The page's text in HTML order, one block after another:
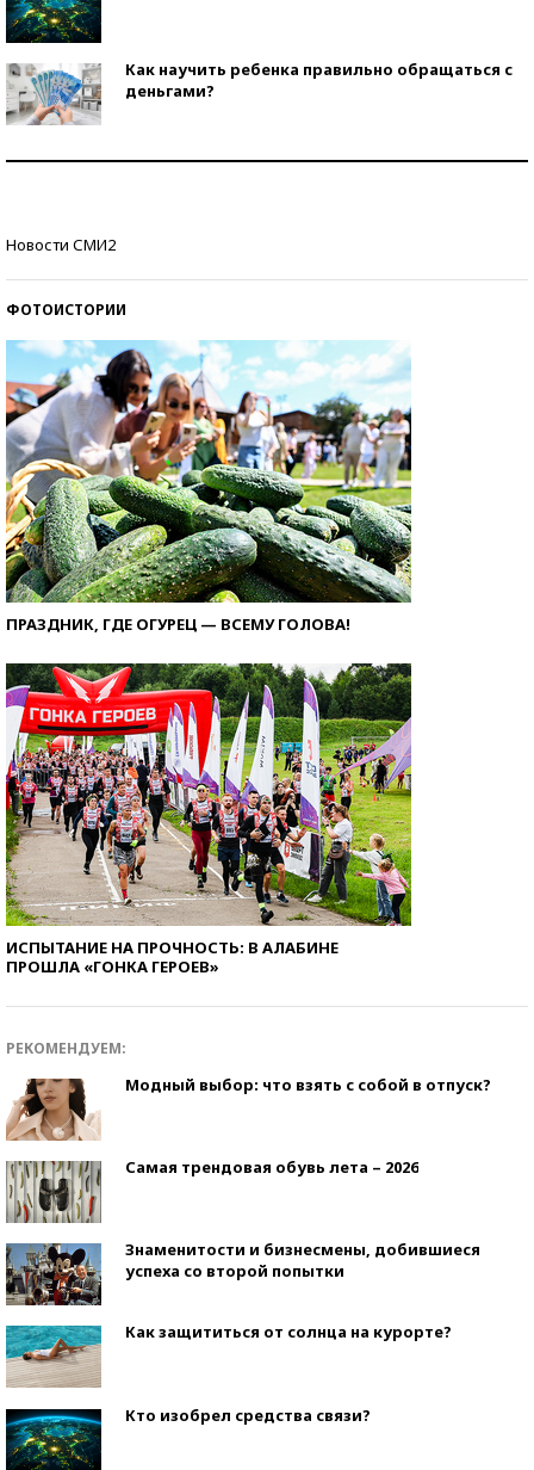
Как научить ребенка правильно обращаться с
деньгами?
Новости СМИ2
ФОТОИСТОРИИ
ПРАЗДНИК, ГДЕ ОГУРЕЦ — ВСЕМУ ГОЛОВА!
ИСПЫТАНИЕ НА ПРОЧНОСТЬ: В АЛАБИНЕ
ПРОШЛА «ГОНКА ГЕРОЕВ»
РЕКОМЕНДУЕМ:
Модный выбор: что взять с собой в отпуск?
Самая трендовая обувь лета – 2026
Знаменитости и бизнесмены, добившиеся
успеха со второй попытки
Как защититься от солнца на курорте?
Кто изобрел средства связи?